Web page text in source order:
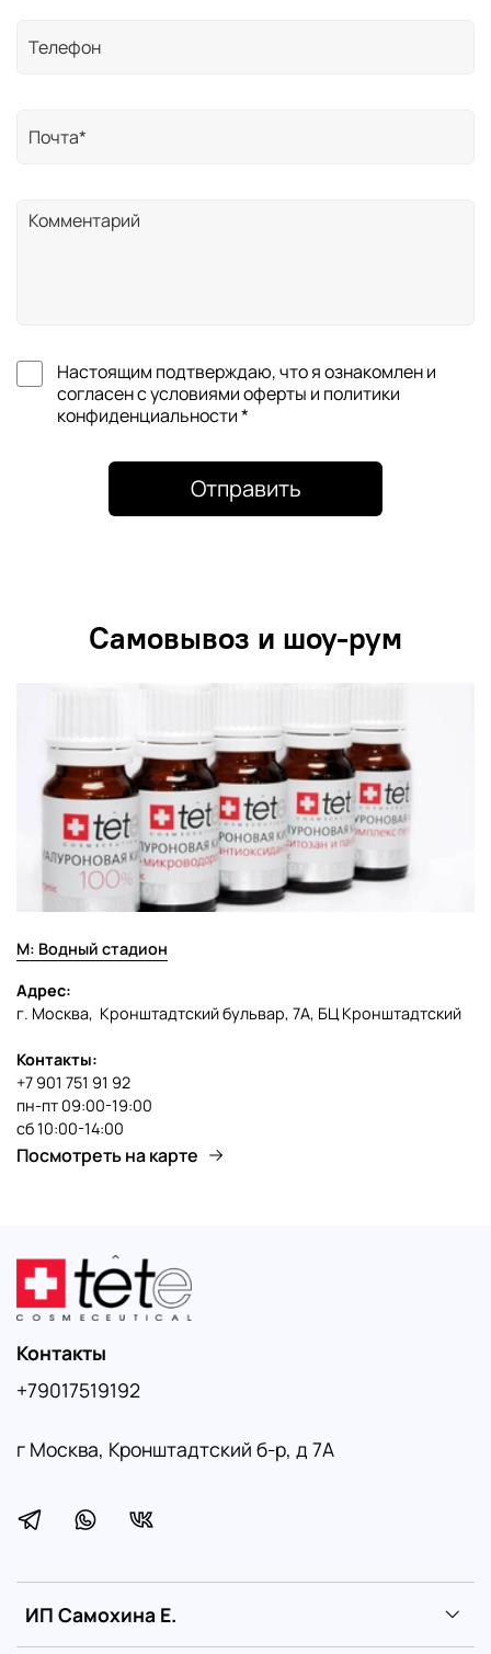
Настоящим подтверждаю, что я ознакомлен и
согласен с условиями оферты и политики
конфиденциальности *
Отправить
Самовывоз и шоу-рум
М: Водный стадион
Адрес:
г. Москва, Кронштадтский бульвар, 7А, БЦ Кронштадтский
Контакты:
+7 901 751 91 92
пн-пт 09:00-19:00
сб 10:00-14:00
Посмотреть на карте
ИП Самохина Е.
Контакты
+79017519192
г Москва, Кронштадтский б-р, д 7А